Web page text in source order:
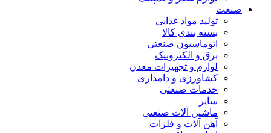
صنعت
تولید مواد غذایی
بسته بندی کالا
اتوماسیون صنعتی
برق و الکترونیک
لوازم و تجهیزات معدن
کشاورزی و دامداری
خدمات صنعتی
سایر
ماشین آلات صنعتی
آهن آلات و فلزات